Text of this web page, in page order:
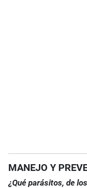
MANEJO Y
¿Qué parásitos, de